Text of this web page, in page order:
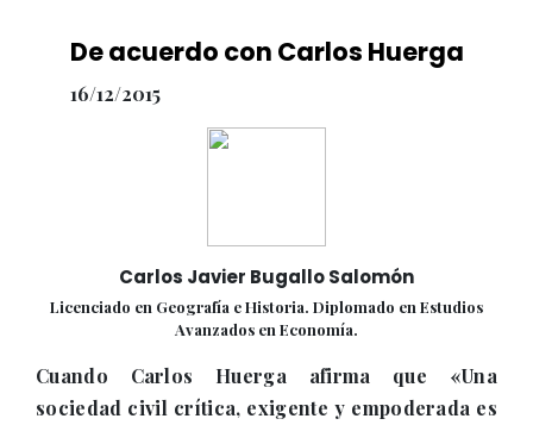
De acuerdo con Carlos Huerga
16/12/2015
Carlos Javier Bugallo Salomón
Licenciado en Geografía e Historia. Diplomado en Estudios
Avanzados en Economía.
Cuando Carlos Huerga afirma que «Una
sociedad civil crítica, exigente y empoderada es